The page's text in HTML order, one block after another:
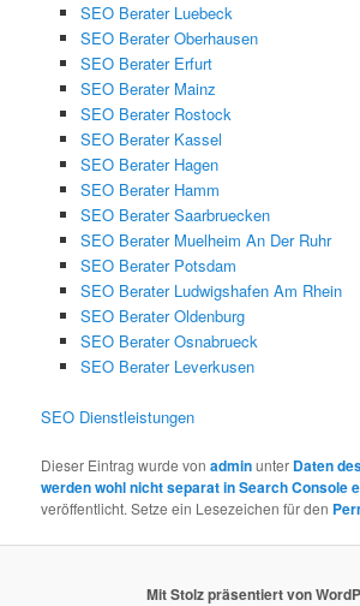
SEO Berater Luebeck
SEO Berater Oberhausen
SEO Berater Erfurt
SEO Berater Mainz
SEO Berater Rostock
SEO Berater Kassel
SEO Berater Hagen
SEO Berater Hamm
SEO Berater Saarbruecken
SEO Berater Muelheim An Der Ruhr
SEO Berater Potsdam
SEO Berater Ludwigshafen Am Rhein
SEO Berater Oldenburg
SEO Berater Osnabrueck
SEO Berater Leverkusen
SEO Dienstleistungen
Dieser Eintrag wurde vonadminunter Daten
werden wohl nicht separat in Search Console
veröffentlicht. Setze ein Lesezeichen für den
Mit Stolz präsentiert von